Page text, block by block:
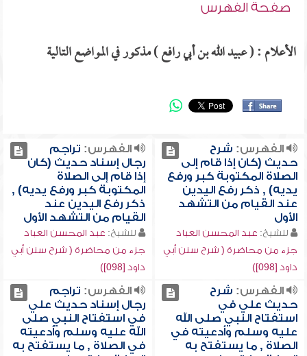
صفحة الفهرس
الأعلام : ( عبيد الله بن أبي رافع ) مذكور في المواضع التالية
الفهرس: شرح
حديث (كان إذا قام إلى
الصلاة المكتوبة كبر ورفع
يديه) , ذكر رفع اليدين
عند القيام من التشهد
الأول
للشيخ: عبد المحسن العباد
جزء من محاضرة ( شرح سنن أبي
داود [098])
الفهرس: تراجم
رجال إسناد حديث (كان
إذا قام إلى الصلاة
المكتوبة كبر ورفع يديه) ,
ذكر رفع اليدين عند
القيام من التشهد الأول
للشيخ: عبد المحسن العباد
جزء من محاضرة ( شرح سنن أبي
داود [098])
الفهرس: شرح
حديث علي في
استفتاح النبي صلى الله
عليه وسلم وأدعيته في
الصلاة , ما يستفتح به
الفهرس: تراجم
رجال إسناد حديث علي
في استفتاح النبي صلى
الله عليه وسلم وأدعيته
في الصلاة , ما يستفتح به